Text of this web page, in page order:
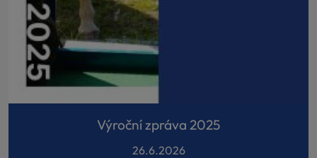
Výroční zpráva 2025
26.6.2026